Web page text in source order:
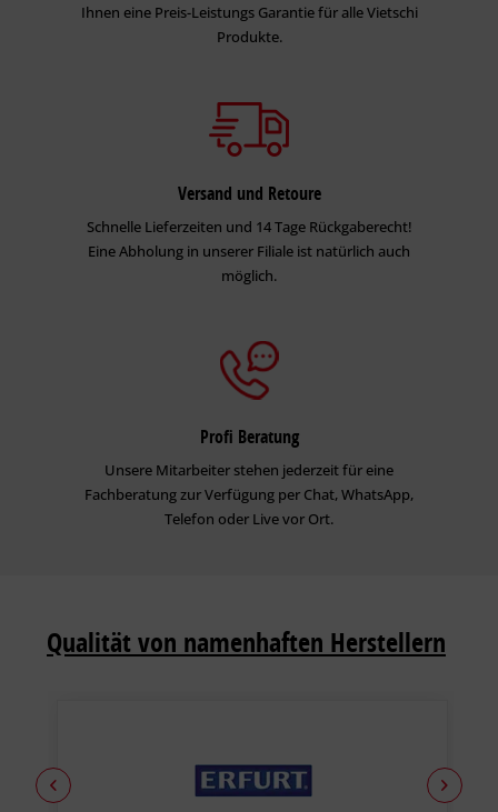
Ihnen eine Preis-Leistungs Garantie für alle Vietschi
Produkte.
Versand und Retoure
Schnelle Lieferzeiten und 14 Tage Rückgaberecht!
Eine Abholung in unserer Filiale ist natürlich auch
möglich.
Profi Beratung
Unsere Mitarbeiter stehen jederzeit für eine
Fachberatung zur Verfügung per Chat, WhatsApp,
Telefon oder Live vor Ort.
Qualität von namenhaften Herstellern